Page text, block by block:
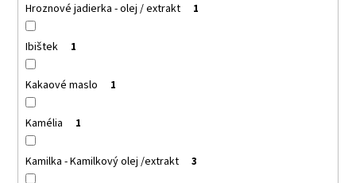
Hroznové jadierka - olej / extrakt 1
Ibištek 1
Kakaové maslo 1
Kamélia 1
Kamilka - Kamilkový olej /extrakt 3